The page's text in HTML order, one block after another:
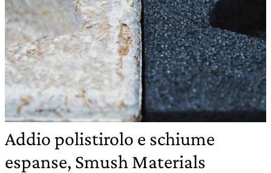
Addio polistirolo e schiume
espanse, Smush Materials